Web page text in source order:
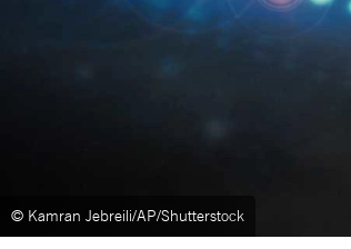
© Kamran Jebreili/AP/Shutterstock